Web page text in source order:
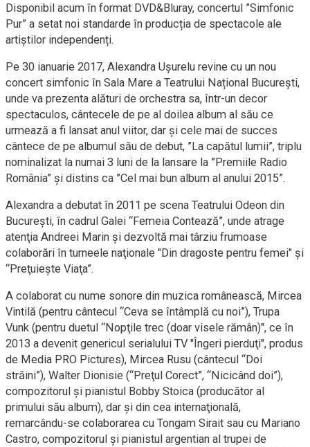
Disponibil acum în format DVD&Bluray, concertul ”Simfonic
Pur” a setat noi standarde în producția de spectacole ale
artiștilor independenți.
Pe 30 ianuarie 2017, Alexandra Ușurelu revine cu un nou
concert simfonic în Sala Mare a Teatrului Național București,
unde va prezenta alături de orchestra sa, într-un decor
spectaculos, cântecele de pe al doilea album al său ce
urmează a fi lansat anul viitor, dar și cele mai de succes
cântece de pe albumul său de debut, ”La capătul lumii”, triplu
nominalizat la numai 3 luni de la lansare la ”Premiile Radio
România” și distins ca ”Cel mai bun album al anului 2015”.
Alexandra a debutat în 2011 pe scena Teatrului Odeon din
Bucureşti, în cadrul Galei “Femeia Contează”, unde atrage
atenţia Andreei Marin și dezvoltă mai târziu frumoase
colaborări în turneele naţionale "Din dragoste pentru femei" şi
“Preţuieşte Viaţa”.
A colaborat cu nume sonore din muzica românească, Mircea
Vintilă (pentru cântecul “Ceva se întâmplă cu noi”), Trupa
Vunk (pentru duetul “Nopţile trec (doar visele rămân)", ce în
2013 a devenit genericul serialului TV "Îngeri pierduţi", produs
de Media PRO Pictures), Mircea Rusu (cântecul “Doi
străini”), Walter Dionisie (“Preţul Corect”, “Nicicând doi”),
compozitorul şi pianistul Bobby Stoica (producător al
primului său album), dar şi din cea internaţională,
remarcându-se colaborarea cu Tongam Sirait sau cu Mariano
Castro, compozitorul şi pianistul argentian al trupei de